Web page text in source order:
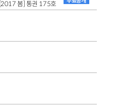
[2017 봄] 통권 175호